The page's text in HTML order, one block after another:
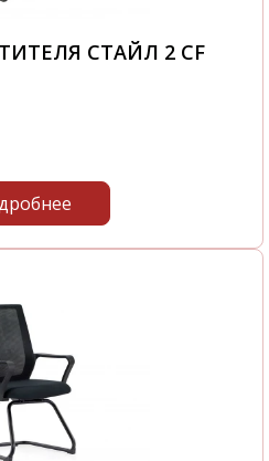
СТАЙЛ 2 CF